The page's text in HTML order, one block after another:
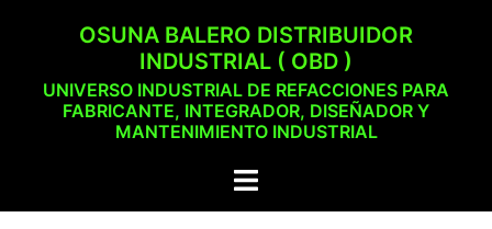
OSUNA BALERO DISTRIBUIDOR
INDUSTRIAL ( OBD )
UNIVERSO INDUSTRIAL DE REFACCIONES PARA
FABRICANTE, INTEGRADOR, DISEÑADOR Y
MANTENIMIENTO INDUSTRIAL
Alternar